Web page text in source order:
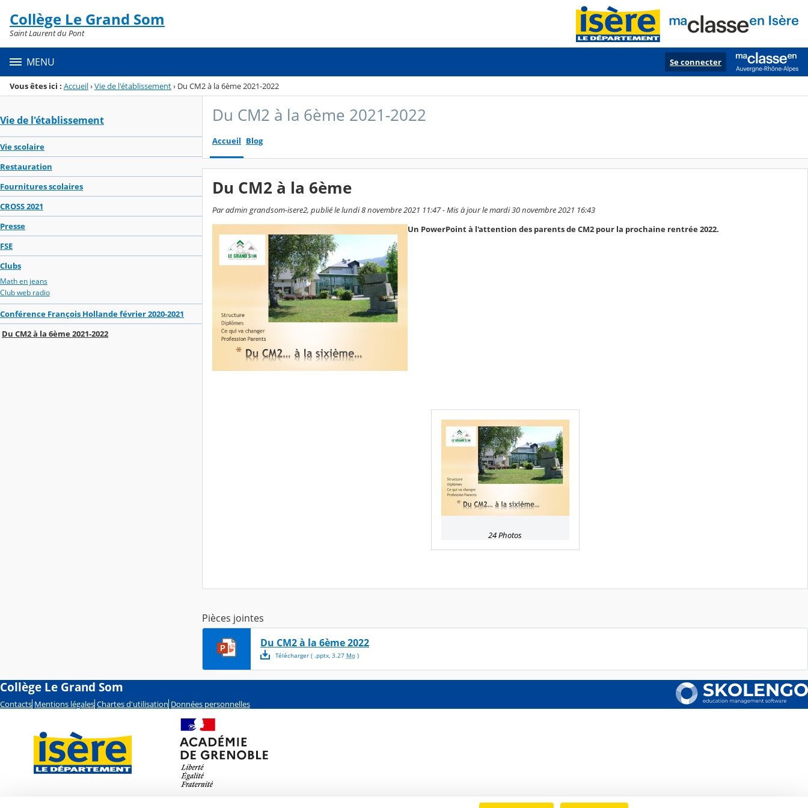
Menu de la rubrique
Contenu
Collège Le Grand Som
Saint Laurent du Pont
MENU Se connecter
Vous êtes ici : Accueil›Vie de l'établissement› Du CM2 à la 6ème 2021-2022
Vie de l'établissement
Vie scolaire
Restauration
Fournitures scolaires
CROSS 2021
Presse
FSE
Clubs
Math en jeans
Club web radio
Conférence François Hollande février 2020-2021
Du CM2 à la 6ème 2021-2022
Du CM2 à la 6ème 2021-2022
Accueil Blog
Du CM2 à la 6ème
Par admin grandsom-isere2, publié le lundi 8 novembre 2021 11:47 - Mis à jour le mardi 30 novembre 2021 16:43
Un PowerPoint à l'attention des parents de CM2 pour la prochaine rentrée 2022.
24 Photos
Pièces jointes
Du CM2 à la 6ème 2022
Télécharger( .pptx, 3.27 Mo)
Collège Le Grand Som
Contacts Mentions légales Chartes d'utilisation Données personnelles